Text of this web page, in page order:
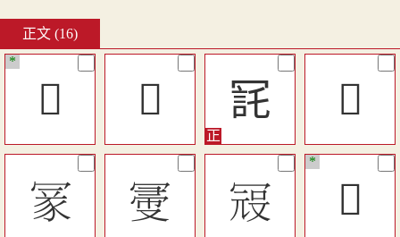
正文 (16)
󵷼
*
󱜙 㓃 󱚂
𠖔 𠖗 󱙽 󲅱
*